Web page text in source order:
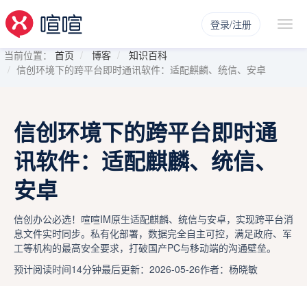
登录/注册
当前位置： 首页 博客
知识百科
信创环境下的跨平台即时通讯软件：适配麒麟、统信、安卓
信创环境下的跨平台即时通
讯软件：适配麒麟、统信、
安卓
信创办公必选！喧喧IM原生适配麒麟、统信与安卓，实现跨平台消
息文件实时同步。私有化部署，数据完全自主可控，满足政府、军
工等机构的最高安全要求，打破国产PC与移动端的沟通壁垒。
预计阅读时间14分钟最后更新：2026-05-26作者：杨晓敏